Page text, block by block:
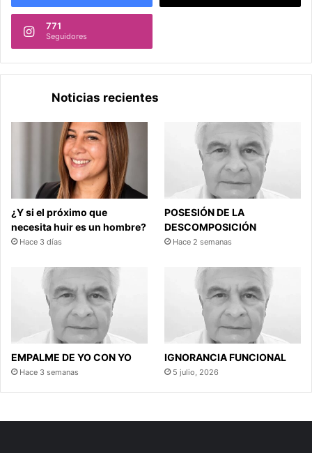
771
Seguidores
Noticias recientes
¿Y si el próximo que
necesita huir es un hombre?
Hace 3 días
POSESIÓN DE LA
DESCOMPOSICIÓN
Hace 2 semanas
EMPALME DE YO CON YO
Hace 3 semanas
IGNORANCIA FUNCIONAL
5 julio, 2026